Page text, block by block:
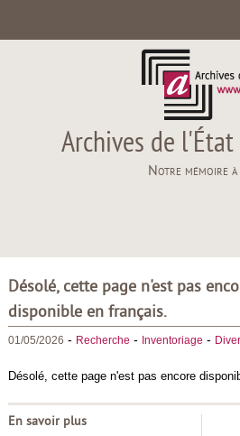
Archives de
Notre mémoire
Désolé, cette page n'est pas
disponible en français.
01/05/2026 - Recherche - Inventoriage -
Désolé, cette page n'est pas encore
En savoir plus